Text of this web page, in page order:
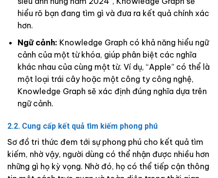
hiểu rõ bạn đang tìm gì và đưa ra kết quả chính xác
hơn.
Ngữ cảnh: Knowledge Graph có khả năng hiểu ngữ
cảnh của một từ khóa, giúp phân biệt các nghĩa
khác nhau của cùng một từ. Ví dụ, “Apple” có thể là
một loại trái cây hoặc một công ty công nghệ,
Knowledge Graph sẽ xác định đúng nghĩa dựa trên
ngữ cảnh.
2.2. Cung cấp kết quả tìm kiếm phong phú
Sơ đồ tri thức đem tới sự phong phú cho kết quả tìm
kiếm, nhờ vậy, người dùng có thể nhận được nhiều hơn
những gì họ kỳ vọng. Nhờ đó, họ có thể tiếp cận thông